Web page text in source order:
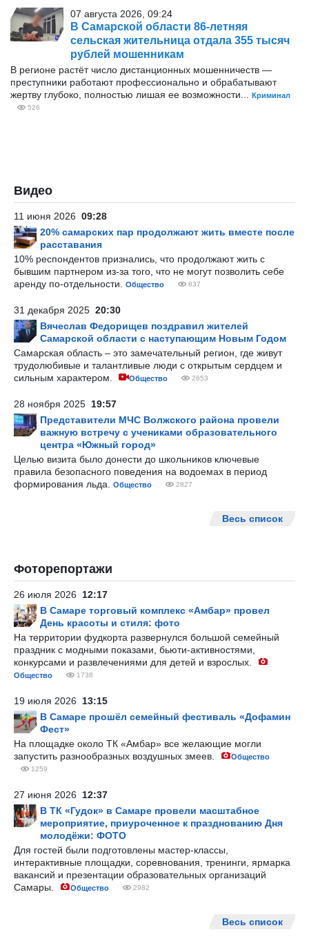
07 августа 2026, 09:24
В Самарской области 86-летняя
сельская жительница отдала 355 тысяч
рублей мошенникам
В регионе растёт число дистанционных мошенничеств —
преступники работают профессионально и обрабатывают
жертву глубоко, полностью лишая ее возможности...
Криминал
526
Видео
11 июня 2026 09:28
20% самарских пар продолжают жить вместе после
расставания
10% респондентов признались, что продолжают жить с
бывшим партнером из-за того, что не могут позволить себе
аренду по-отдельности.
Общество 837
31 декабря 2025 20:30
Вячеслав Федорищев поздравил жителей
Самарской области с наступающим Новым Годом
Самарская область – это замечательный регион, где живут
трудолюбивые и талантливые люди с открытым сердцем и
сильным характером.
Общество 2653
28 ноября 2025 19:57
Представители МЧС Волжского района провели
важную встречу с учениками образовательного
центра «Южный город»
Целью визита было донести до школьников ключевые
правила безопасного поведения на водоемах в период
формирования льда.
Общество 2827
Весь список
Фоторепортажи
26 июля 2026 12:17
В Самаре торговый комплекс «Амбар» провел
День красоты и стиля: фото
На территории фудкорта развернулся большой семейный
праздник с модными показами, бьюти-активностями,
конкурсами и развлечениями для детей и взрослых.
Общество 1738
19 июля 2026 13:15
В Самаре прошёл семейный фестиваль «Дофамин
Фест»
На площадке около ТК «Амбар» все желающие могли
запустить разнообразных воздушных змеев.
Общество
1259
27 июня 2026 12:37
В ТК «Гудок» в Самаре провели масштабное
мероприятие, приуроченное к празднованию Дня
молодёжи: ФОТО
Для гостей были подготовлены мастер-классы,
интерактивные площадки, соревнования, тренинги, ярмарка
вакансий и презентации образовательных организаций
Самары.
Общество 2982
Весь список